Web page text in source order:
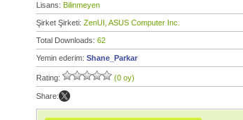
Lisans: Bilinmeyen
Şirket Şirketi: ZenUI, ASUS Computer Inc.
Total Downloads: 62
Yemin ederim: Shane_Parkar
Rating: (0 oy)
Share: